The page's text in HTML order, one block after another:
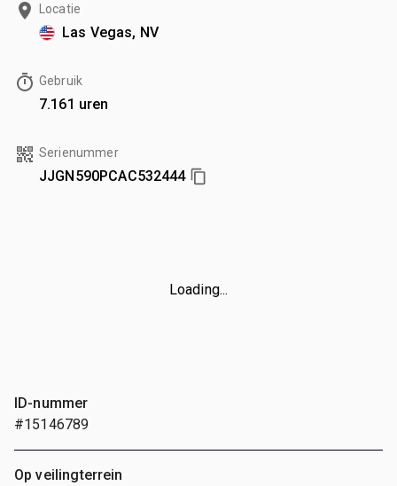
Locatie
Las Vegas, NV
Gebruik
7.161 uren
Serienummer
JJGN590PCAC532444
Loading...
ID-nummer
#15146789
Op veilingterrein